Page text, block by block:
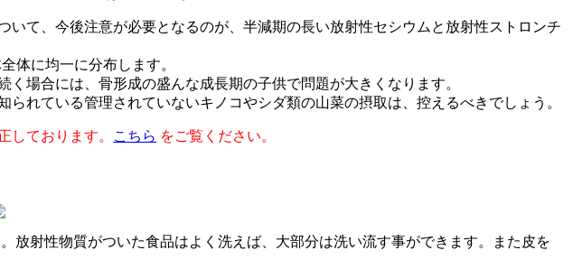
て、今後注意が必要となるのが、半減期の長い放射性セシウムと放射性ストロンチ
体に均一に分布します。
場合には、骨形成の盛んな成長期の子供で問題が大きくなります。
れている管理されていないキノコやシダ類の山菜の摂取は、控えるべきでしょう。
しております。 こちら をご覧ください。
放射性物質がついた食品はよく洗えば、大部分は洗い流す事ができます。また皮を